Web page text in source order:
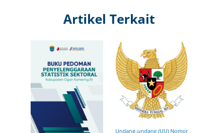
Artikel Terkait
Undang-undang (UU) Nomor